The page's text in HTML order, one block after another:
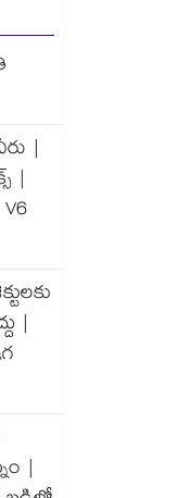
|
|
|
|